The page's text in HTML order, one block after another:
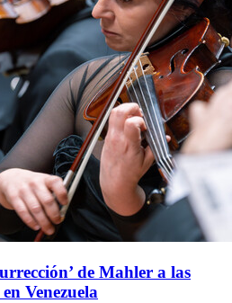
de Mahler a las
Venezuela